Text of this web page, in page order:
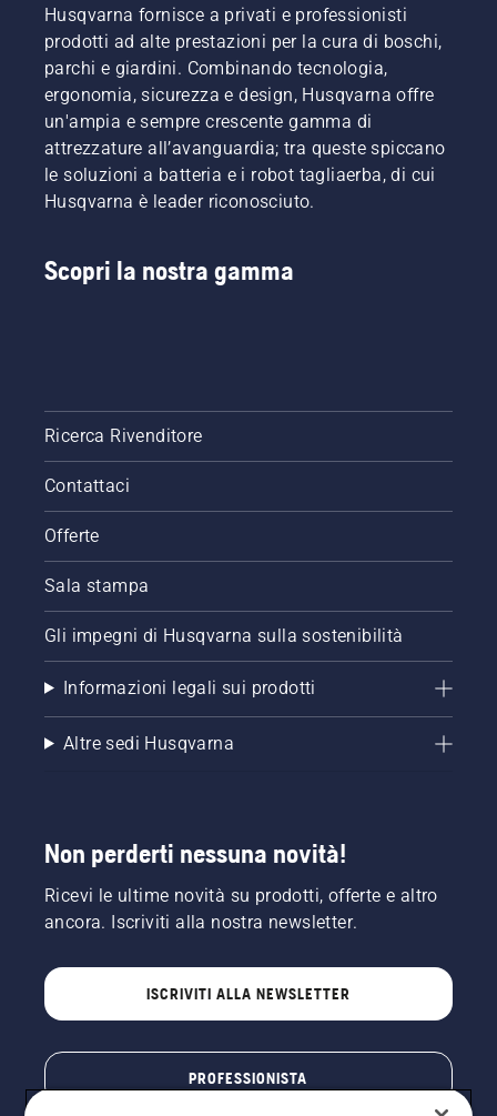
Husqvarna fornisce a privati e professionisti
prodotti ad alte prestazioni per la cura di boschi,
parchi e giardini. Combinando tecnologia,
ergonomia, sicurezza e design, Husqvarna offre
un'ampia e sempre crescente gamma di
attrezzature all’avanguardia; tra queste spiccano
le soluzioni a batteria e i robot tagliaerba, di cui
Husqvarna è leader riconosciuto.
Scopri la nostra gamma
Ricerca Rivenditore
Contattaci
Offerte
Sala stampa
Gli impegni di Husqvarna sulla sostenibilità
Informazioni legali sui prodotti
Altre sedi Husqvarna
Non perderti nessuna novità!
Ricevi le ultime novità su prodotti, offerte e altro
ancora. Iscriviti alla nostra newsletter.
ISCRIVITI ALLA NEWSLETTER
PROFESSIONISTA